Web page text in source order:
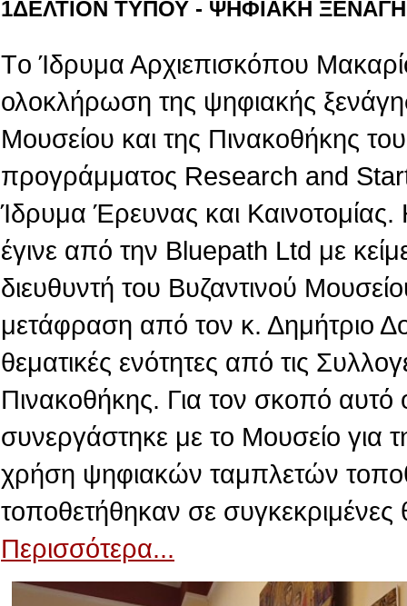
1ΔΕΛΤΙΟΝ ΤΥΠΟΥ - ΨΗΦΙΑΚΗ
Tο Ίδρυμα Αρχιεπισκόπου
ολοκλήρωση της ψηφιακής
Μουσείου και της Πινακοθήκης
προγράμματος Research and
Ίδρυμα Έρευνας και
έγινε από την Βluepath Ltd με
διευθυντή του Βυζαντινού
μετάφραση από τον κ. Δημήτριο
θεματικές ενότητες από τις
Πινακοθήκης. Για τον σκοπό
συνεργάστηκε με το Μουσείο για
χρήση ψηφιακών ταμπλετών
τοποθετήθηκαν σε
Περισσότερα...